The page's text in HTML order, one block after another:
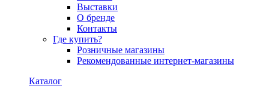
Выставки
О бренде
Контакты
Где купить?
Розничные магазины
Рекомендованные интернет-магазины
Каталог